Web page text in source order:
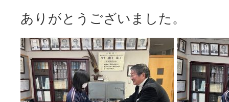
ありがとうございました。